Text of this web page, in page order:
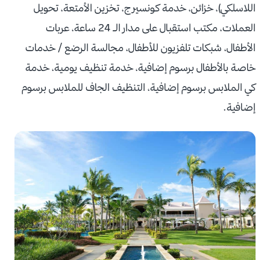
اللاسلكي)، خزائن، خدمة كونسيرج، تخزين الأمتعة، تحويل
العملات، مكتب استقبال على مدار الـ 24 ساعة، عربات
الأطفال، شبكات تلفزيون للأطفال،مجالسة الرضع / خدمات
خاصة بالأطفال برسوم إضافية،خدمة تنظيف يومية،خدمة
كي الملابس برسوم إضافية، التنظيف الجاف للملابس برسوم
إضافية.